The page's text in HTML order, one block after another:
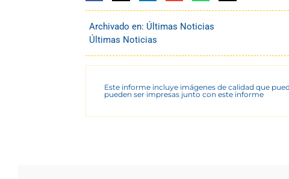
Archivado en: Últimas Noticias
Últimas Noticias
Este informe incluye imágenes de calidad que
pueden ser impresas junto con este informe